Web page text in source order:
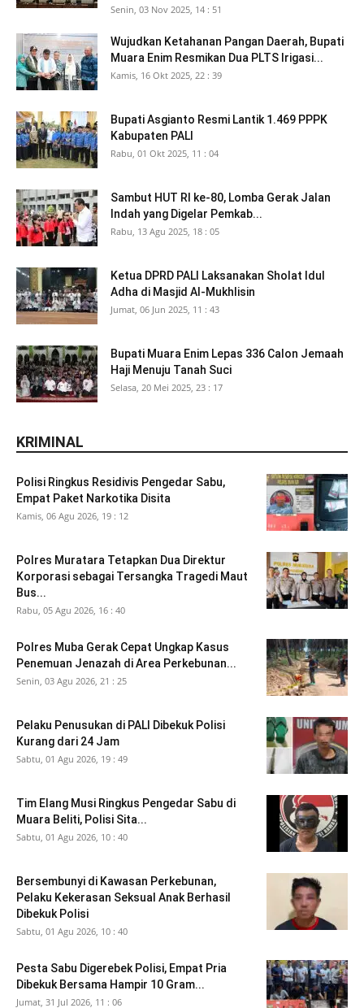
Senin, 03 Nov 2025, 14 : 51
Wujudkan Ketahanan Pangan Daerah, Bupati
Muara Enim Resmikan Dua PLTS Irigasi...
Kamis, 16 Okt 2025, 22 : 39
Bupati Asgianto Resmi Lantik 1.469 PPPK
Kabupaten PALI
Rabu, 01 Okt 2025, 11 : 04
Sambut HUT RI ke-80, Lomba Gerak Jalan
Indah yang Digelar Pemkab...
Rabu, 13 Agu 2025, 18 : 05
Ketua DPRD PALI Laksanakan Sholat Idul
Adha di Masjid Al-Mukhlisin
Jumat, 06 Jun 2025, 11 : 43
Bupati Muara Enim Lepas 336 Calon Jemaah
Haji Menuju Tanah Suci
Selasa, 20 Mei 2025, 23 : 17
KRIMINAL
Polisi Ringkus Residivis Pengedar Sabu,
Empat Paket Narkotika Disita
Kamis, 06 Agu 2026, 19 : 12
Polres Muratara Tetapkan Dua Direktur
Korporasi sebagai Tersangka Tragedi Maut
Bus...
Rabu, 05 Agu 2026, 16 : 40
Polres Muba Gerak Cepat Ungkap Kasus
Penemuan Jenazah di Area Perkebunan...
Senin, 03 Agu 2026, 21 : 25
Pelaku Penusukan di PALI Dibekuk Polisi
Kurang dari 24 Jam
Sabtu, 01 Agu 2026, 19 : 49
Tim Elang Musi Ringkus Pengedar Sabu di
Muara Beliti, Polisi Sita...
Sabtu, 01 Agu 2026, 10 : 40
Bersembunyi di Kawasan Perkebunan,
Pelaku Kekerasan Seksual Anak Berhasil
Dibekuk Polisi
Sabtu, 01 Agu 2026, 10 : 40
Pesta Sabu Digerebek Polisi, Empat Pria
Dibekuk Bersama Hampir 10 Gram...
Jumat, 31 Jul 2026, 11 : 06